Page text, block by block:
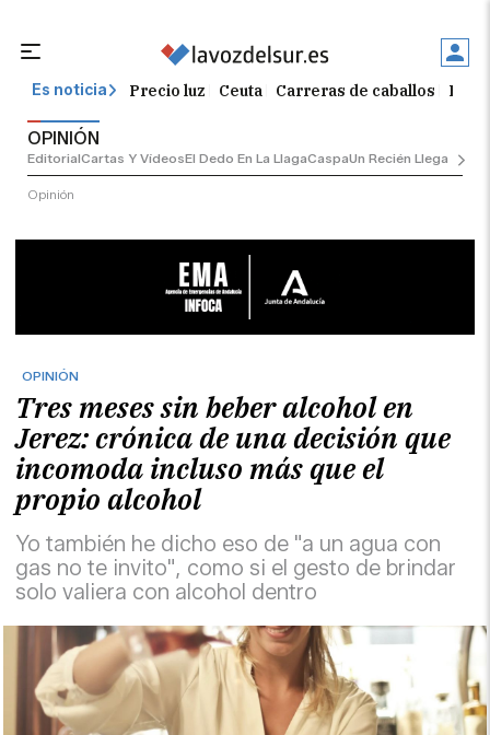
Es noticia Precio luz Ceuta Carreras de caballos El
OPINIÓN
EditorialCartas Y VídeosEl Dedo En La LlagaCaspaUn Recién Llegado
Opinión
OPINIÓN
Tres meses sin beber alcohol en
Jerez: crónica de una decisión que
incomoda incluso más que el
propio alcohol
Yo también he dicho eso de "a un agua con
gas no te invito", como si el gesto de brindar
solo valiera con alcohol dentro